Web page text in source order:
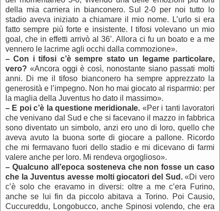
della mia carriera in bianconero. Sul 2-0 per noi tutto lo
stadio aveva iniziato a chiamare il mio nome. L’urlo si era
fatto sempre più forte e insistente. I tifosi volevano un mio
goal, che in effetti arrivò al 36’. Allora ci fu un boato e a me
vennero le lacrime agli occhi dalla commozione».
–Con i tifosi c’è sempre stato un legame particolare,
vero? «Ancora oggi è così, nonostante siano passati molti
anni. Di me il tifoso bianconero ha sempre apprezzato la
generosità e l’impegno. Non ho mai giocato al risparmio: per
la maglia della Juventus ho dato il massimo».
– E poi c’è la questione meridionale. «Per i tanti lavoratori
che venivano dal Sud e che si facevano il mazzo in fabbrica
sono diventato un simbolo, anzi ero uno di loro, quello che
aveva avuto la buona sorte di giocare a pallone. Ricordo
che mi fermavano fuori dello stadio e mi dicevano di farmi
valere anche per loro. Mi rendeva orgoglioso».
– Qualcuno all’epoca sosteneva che non fosse un caso
che la Juventus avesse molti giocatori del Sud.«Di vero
c’è solo che eravamo in diversi: oltre a me c’era Furino,
anche se lui fin da piccolo abitava a Torino. Poi Causio,
Cuccureddu, Longobucco, anche Spinosi volendo, che era